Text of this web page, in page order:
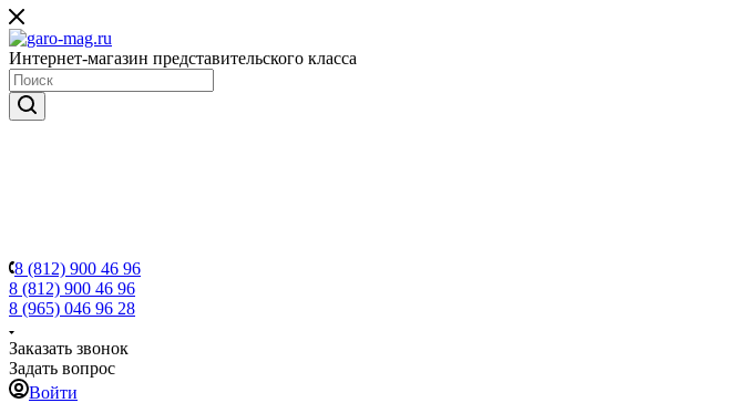
Интернет-магазин представительского класса
8 (812) 900 46 96
8 (812) 900 46 96
8 (965) 046 96 28
Заказать звонок
Задать вопрос
Войти